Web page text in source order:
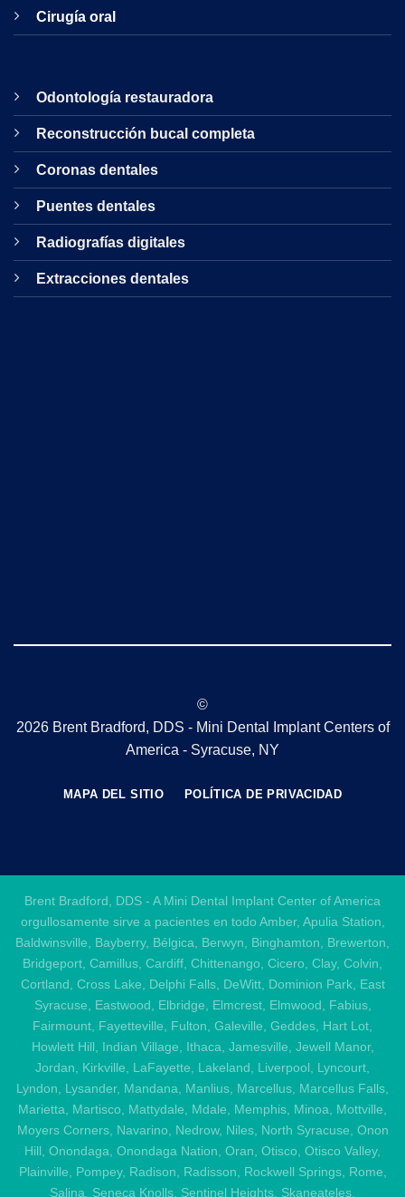
Cirugía oral
Odontología restauradora
Reconstrucción bucal completa
Coronas dentales
Puentes dentales
Radiografías digitales
Extracciones dentales
©
2026 Brent Bradford, DDS - Mini Dental Implant Centers of
America - Syracuse, NY
MAPA DEL SITIO POLÍTICA DE PRIVACIDAD
Brent Bradford, DDS - A Mini Dental Implant Center of America
orgullosamente sirve a pacientes en todo Amber, Apulia Station,
Baldwinsville, Bayberry, Bélgica, Berwyn, Binghamton, Brewerton,
Bridgeport, Camillus, Cardiff, Chittenango, Cicero, Clay, Colvin,
Cortland, Cross Lake, Delphi Falls, DeWitt, Dominion Park, East
Syracuse, Eastwood, Elbridge, Elmcrest, Elmwood, Fabius,
Fairmount, Fayetteville, Fulton, Galeville, Geddes, Hart Lot,
Howlett Hill, Indian Village, Ithaca, Jamesville, Jewell Manor,
Jordan, Kirkville, LaFayette, Lakeland, Liverpool, Lyncourt,
Lyndon, Lysander, Mandana, Manlius, Marcellus, Marcellus Falls,
Marietta, Martisco, Mattydale, Mdale, Memphis, Minoa, Mottville,
Moyers Corners, Navarino, Nedrow, Niles, North Syracuse, Onon
Hill, Onondaga, Onondaga Nation, Oran, Otisco, Otisco Valley,
Plainville, Pompey, Radison, Radisson, Rockwell Springs, Rome,
Salina, Seneca Knolls, Sentinel Heights, Skaneateles,